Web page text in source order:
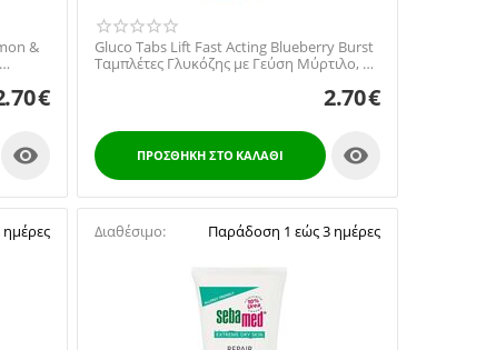
&
€

Gluco Tabs Lift Fast Acting Blueberry Burst
Ταμπλέτες Γλυκόζης με Γεύση Μύρτιλο, 10
2.70€
ΠΡΟΣΘΉΚΗ ΣΤΟ ΚΑΛΆΘΙ 
Διαθέσιμο: Παράδοση 1 εώς 3 ημέρες